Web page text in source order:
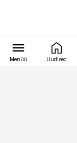
Menüü Uudised